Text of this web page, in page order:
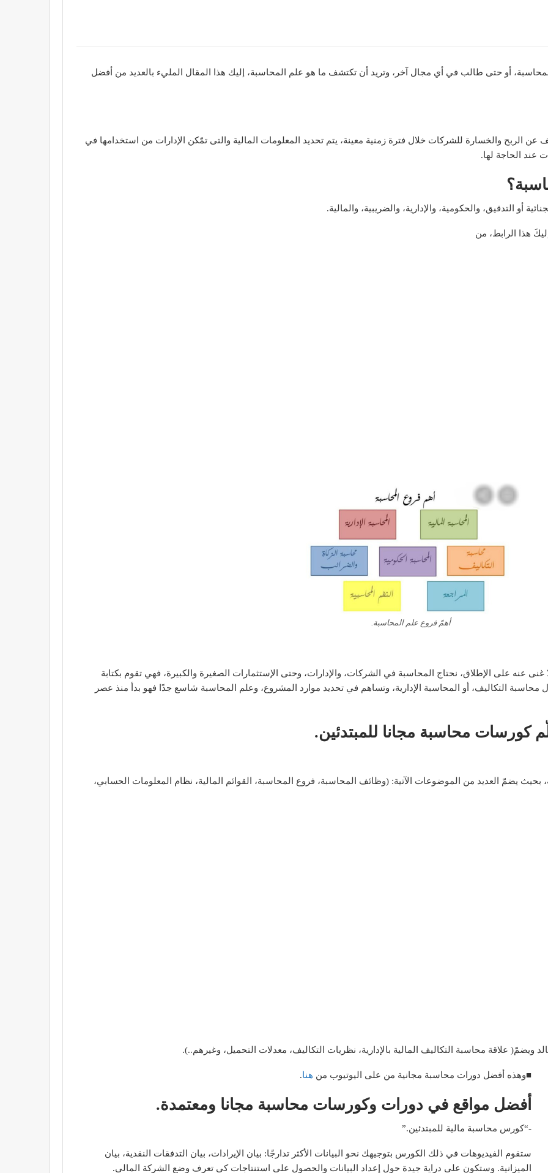
أو حتى طالب في أي مجال آخر، وتريد أن تكتشف ما هو علم المحاسبة، إليك هذا المقال المليء بالعديد من أفضل
الربح والخسارة للشركات خلال فترة زمنية معينة، يتم تحديد المعلومات المالية والتى تمّكن الإدارات من استخدامها في
عند الحاجة لها.
أو التدقيق، والحكومية، والإدارية، والضريبية، والمالية.
هذا الرابط، من
أهمّ فروع علم المحاسبة.
غنى عنه على الإطلاق، نحتاج المحاسبة في الشركات، والإدارات، وحتى الإستثمارات الصغيرة والكبيرة، فهي تقوم بكتابة
التكاليف، أو المحاسبة الإدارية، وتساهم في تحديد موارد المشروع، وعلم المحاسبة شاسع جدًا فهو بدأ منذ عصر
كورسات محاسبة مجانا للمبتدئين.
يضمّ العديد من الموضوعات الآتية: (وظائف المحاسبة، فروع المحاسبة، القوائم المالية، نظام المعلومات الحسابي،
علاقة محاسبة التكاليف المالية بالإدارية، نظريات التكاليف، معدلات التحميل، وغيرهم..).
■وهذه أفضل دورات محاسبة مجانية من على اليوتيوب من هنا.
أفضل مواقع في دورات وكورسات محاسبة مجانا ومعتمدة.
-“كورس محاسبة مالية للمبتدئين.”
ستقوم الفيديوهات في ذلك الكورس بتوجيهك نحو البيانات الأكثر تدارجًا: بيان الإيرادات، بيان التدفقات النقدية، بيان
الميزانية. وستكون على دراية جيدة حول إعداد البيانات والحصول على استنتاجات كي تعرف وضع الشركة المالي.